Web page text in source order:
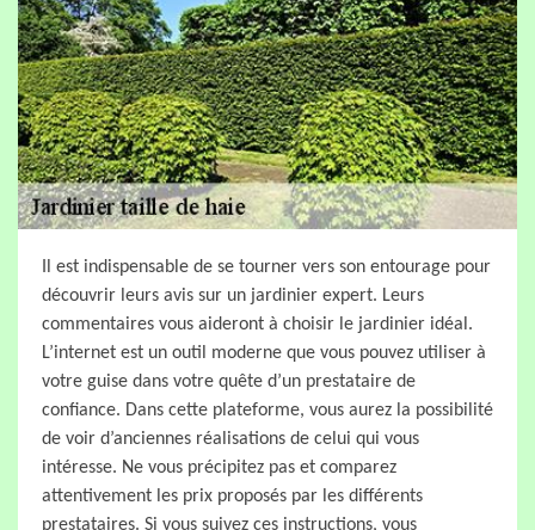
Il est indispensable de se tourner vers son entourage pour
découvrir leurs avis sur un jardinier expert. Leurs
commentaires vous aideront à choisir le jardinier idéal.
L’internet est un outil moderne que vous pouvez utiliser à
votre guise dans votre quête d’un prestataire de
confiance. Dans cette plateforme, vous aurez la possibilité
de voir d’anciennes réalisations de celui qui vous
intéresse. Ne vous précipitez pas et comparez
attentivement les prix proposés par les différents
prestataires. Si vous suivez ces instructions, vous